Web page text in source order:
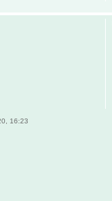
16:23